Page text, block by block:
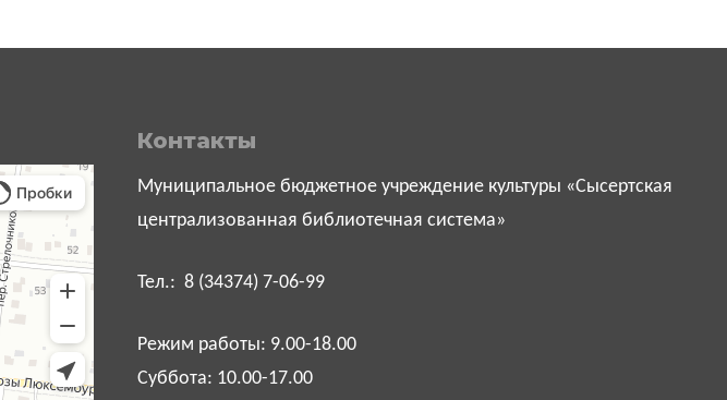
Контакты
Муниципальное бюджетное учреждение культуры «Сысертская
централизованная библиотечная система»
Тел.: 8 (34374) 7-06-99
Режим работы: 9.00-18.00
Суббота: 10.00-17.00